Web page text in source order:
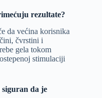
rezultate?
da većina korisnika
čvrstini i
gela tokom
stimulaciji
da je